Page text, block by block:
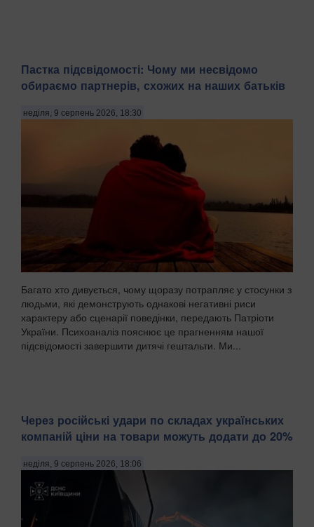
Пастка підсвідомості: Чому ми несвідомо
обираємо партнерів, схожих на наших батьків
неділя, 9 серпень 2026, 18:30
Багато хто дивується, чому щоразу потрапляє у стосунки з
людьми, які демонструють однакові негативні риси
характеру або сценарії поведінки, передають Патріоти
України. Психоаналіз пояснює це прагненням нашої
підсвідомості завершити дитячі гештальти. Ми...
Через російські удари по складах українських
компаній ціни на товари можуть додати до 20%
неділя, 9 серпень 2026, 18:06